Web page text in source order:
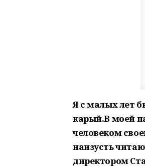
Я с малых лет
карый.В моей
человеком
наизусть
директором